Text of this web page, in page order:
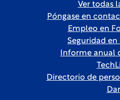
Ver todas
Póngase en
Empleo en
Seguridad
Informe anual
Directorio de
Dar